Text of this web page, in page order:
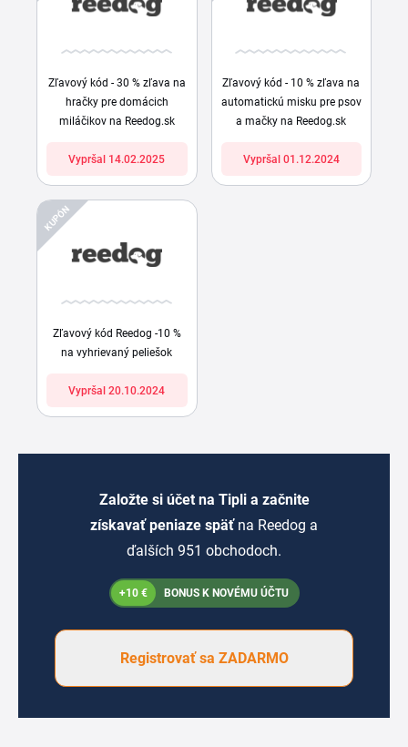
Zľavový kód - 30 % zľava na
hračky pre domácich
miláčikov na Reedog.sk
Vypršal 14.02.2025
Zľavový kód - 10 % zľava na
automatickú misku pre psov
a mačky na Reedog.sk
Vypršal 01.12.2024
KUPÓN
Zľavový kód Reedog -10 %
na vyhrievaný peliešok
Vypršal 20.10.2024
Založte si účet na Tipli a začnite
získavať peniaze späť na Reedog a
ďalších 951 obchodoch.
+10 € BONUS K NOVÉMU ÚČTU
Registrovať sa ZADARMO